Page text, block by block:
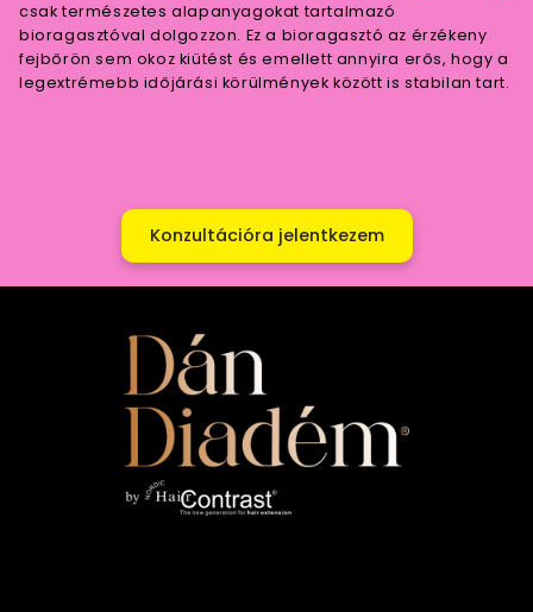
csak természetes alapanyagokat tartalmazó
bioragasztóval dolgozzon. Ez a bioragasztó az érzékeny
fejbőrön sem okoz kiütést és emellett annyira erős, hogy a
legextrémebb időjárási körülmények között is stabilan tart.
Konzultációra jelentkezem